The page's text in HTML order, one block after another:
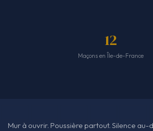
12
Maçons en Île-de-France
Mur à ouvrir. Poussière partout. Silence au-